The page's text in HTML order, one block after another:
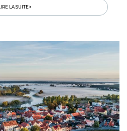
LIRE LA SUITE